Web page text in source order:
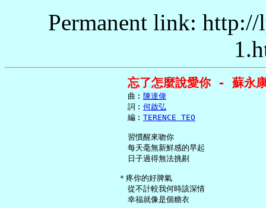
Permanent link:
忘了怎麼說愛你 - 蘇永
     曲︰
陳達偉
     詞︰
何啟弘
     編︰
TERENCE TEO
     習慣醒來吻你
     每天毫無新鮮感的早起
     日子過得無法挑剔
   ＊疼你的好脾氣
     從不計較我何時該深情
     幸福就像是個糖衣